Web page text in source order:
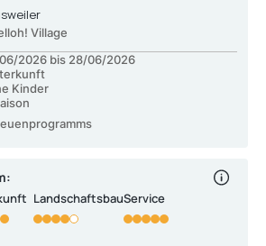
Village
2026 bis 28/06/2026
Kinder
Landschaftsbau Service